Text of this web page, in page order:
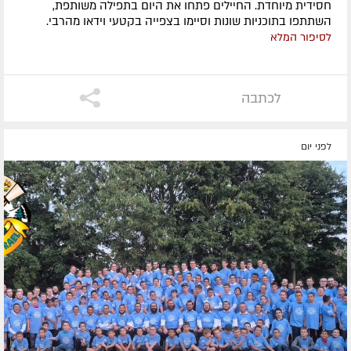
חסידית מיוחדת. החיילים פתחו את היום בתפילה משותפת,
השתתפו בתוכניות שונות וסיימו בצפייה בקטעי וידאו מהרבי.
לסיפור המלא
לכתבה
לפני יום